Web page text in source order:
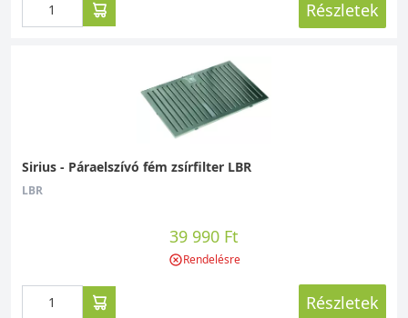
Részletek
Sirius - Páraelszívó fém zsírfilter LBR
LBR
39 990 Ft
Rendelésre
Részletek